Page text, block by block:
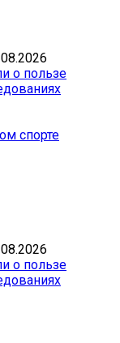
о пользе
спорте
о пользе